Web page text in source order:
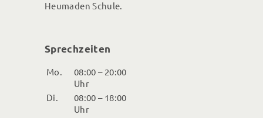
Heumaden Schule.
Sprechzeiten
Mo.
08:00 – 20:00
Uhr
Di.
08:00 – 18:00
Uhr